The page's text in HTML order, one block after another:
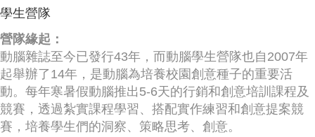
學生營隊
營隊緣起：
動腦雜誌至今已發行43年，而動腦學生營隊也自2007年
起舉辦了14年，是動腦為培養校園創意種子的重要活
動。每年寒暑假動腦推出5-6天的行銷和創意培訓課程及
競賽，透過紮實課程學習、搭配實作練習和創意提案競
賽，培養學生們的洞察、策略思考、創意。
2022行銷傳播傑出貢獻獎得獎名單揭曉，近400位行
銷傳播人共襄盛舉！The Winners of 2022《Brain》
Excellence Agency& Advertiser of the year
LINE 推出「AI 肖像」新功能 體驗專業棚拍的高質
感美照
2023台灣民生快消品牌排行 14億次國民消費揭曉品